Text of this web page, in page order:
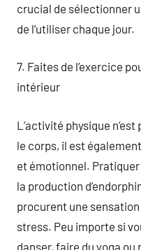
crucial de sélectionner
de l’utiliser chaque jour.
7. Faites de l’exercice
intérieur
L’activité physique
le corps, il est
et émotionnel.
la production
procurent une
stress. Peu importe si
danser, faire du yoga